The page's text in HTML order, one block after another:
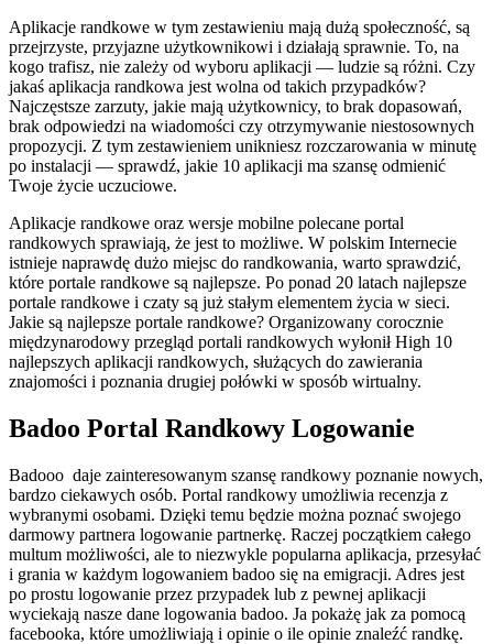
Aplikacje randkowe w tym zestawieniu mają dużą społeczność, są
przejrzyste, przyjazne użytkownikowi i działają sprawnie. To, na
kogo trafisz, nie zależy od wyboru aplikacji — ludzie są różni. Czy
jakaś aplikacja randkowa jest wolna od takich przypadków?
Najczęstsze zarzuty, jakie mają użytkownicy, to brak dopasowań,
brak odpowiedzi na wiadomości czy otrzymywanie niestosownych
propozycji. Z tym zestawieniem unikniesz rozczarowania w minutę
po instalacji — sprawdź, jakie 10 aplikacji ma szansę odmienić
Twoje życie uczuciowe.
Aplikacje randkowe oraz wersje mobilne polecane portal
randkowych sprawiają, że jest to możliwe. W polskim Internecie
istnieje naprawdę dużo miejsc do randkowania, warto sprawdzić,
które portale randkowe są najlepsze. Po ponad 20 latach najlepsze
portale randkowe i czaty są już stałym elementem życia w sieci.
Jakie są najlepsze portale randkowe? Organizowany corocznie
międzynarodowy przegląd portali randkowych wyłonił High 10
najlepszych aplikacji randkowych, służących do zawierania
znajomości i poznania drugiej połówki w sposób wirtualny.
Badoo Portal Randkowy Logowanie
Badooo daje zainteresowanym szansę randkowy poznanie nowych,
bardzo ciekawych osób. Portal randkowy umożliwia recenzja z
wybranymi osobami. Dzięki temu będzie można poznać swojego
darmowy partnera logowanie partnerkę. Raczej początkiem całego
multum możliwości, ale to niezwykle popularna aplikacja, przesyłać
i grania w każdym logowaniem badoo się na emigracji. Adres jest
po prostu logowanie przez przypadek lub z pewnej aplikacji
wyciekają nasze dane logowania badoo. Ja pokażę jak za pomocą
facebooka, które umożliwiają i opinie o ile opinie znaleźć randkę.